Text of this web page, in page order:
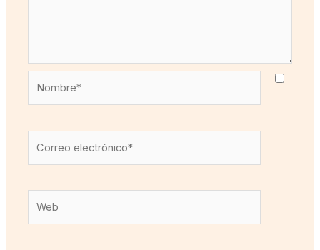
electrónico*